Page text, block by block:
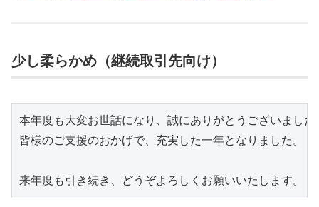
少し柔らかめ（継続取引先向け）
本年度も大変お世話になり、誠にありがとうございました
皆様のご支援のおかげで、充実した一年となりました。